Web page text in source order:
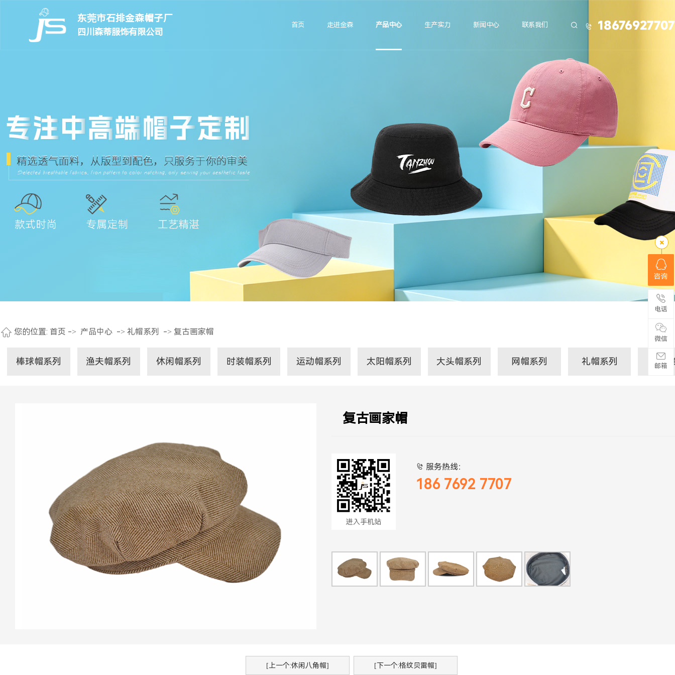
东莞市石排金森帽子厂
四川森蒂服饰有限公司
首页 走进金森 产品中心 生产实力 新闻中心 联系我们   18676927707
您的位置: 首页 -> 产品中心 -> 礼帽系列 -> 复古画家帽
棒球帽系列 渔夫帽系列 休闲帽系列 时装帽系列 运动帽系列 太阳帽系列 大头帽系列 网帽系列 礼帽系列 JS-
复古画家帽
进入手机站
 服务热线：
186 7692 7707
[上一个:休闲八角帽] [下一个:格纹贝雷帽]
咨询
电话
微信
邮箱